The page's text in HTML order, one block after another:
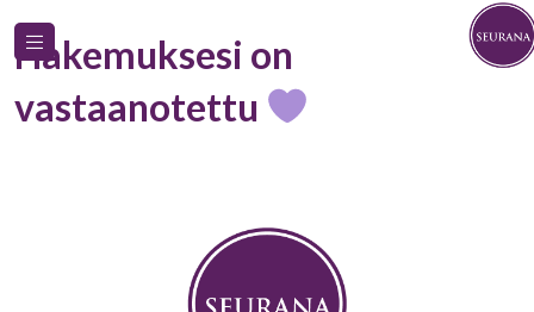
Hakemuksesi on
vastaanotettu